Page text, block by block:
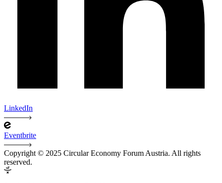
LinkedIn
Eventbrite
Copyright © 2025 Circular Economy Forum Austria. All rights
reserved.